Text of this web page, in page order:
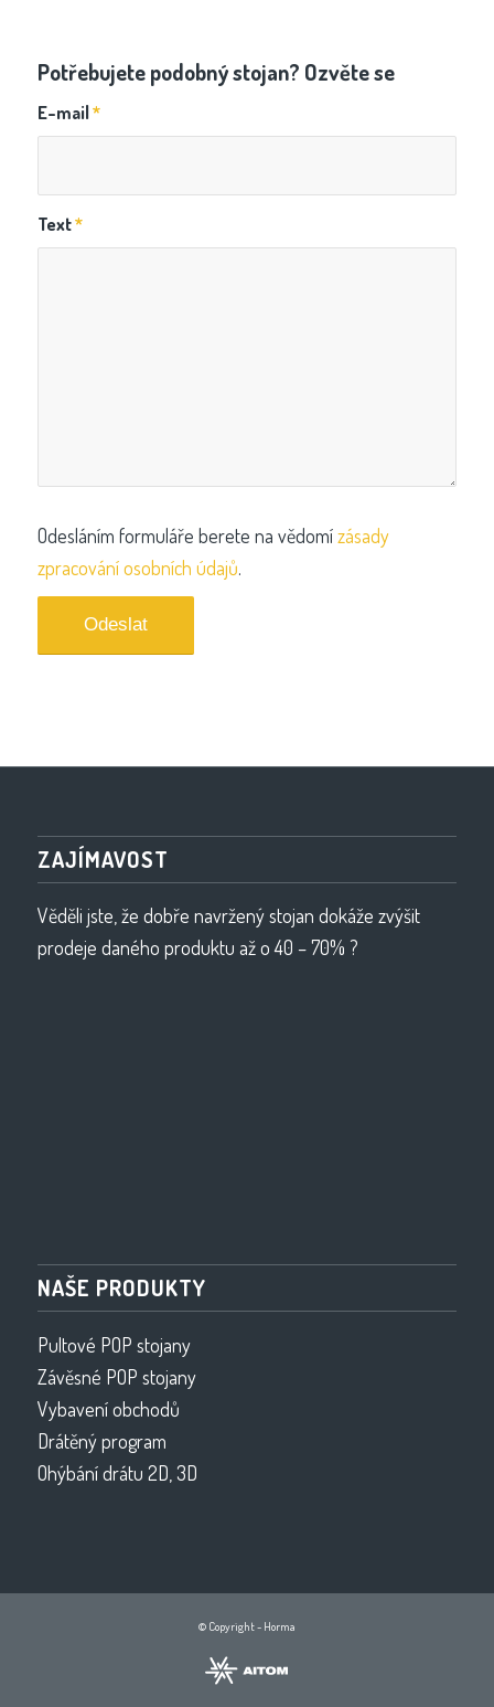
Potřebujete podobný stojan? Ozvěte se
E-mail*
Text*
Odesláním formuláře berete na vědomízásady
zpracování osobních údajů.
ZAJÍMAVOST
Věděli jste, že dobře navržený stojan dokáže zvýšit
prodeje daného produktu až o 40 – 70% ?
NAŠE PRODUKTY
Pultové POP stojany
Závěsné POP stojany
Vybavení obchodů
Drátěný program
Ohýbání drátu 2D, 3D
© Copyright - Horma